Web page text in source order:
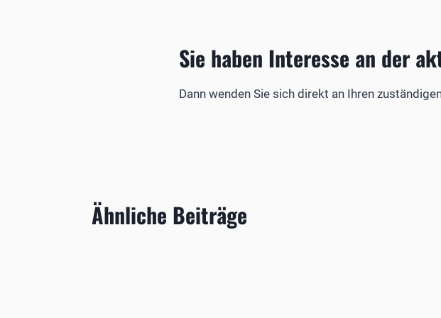
Sie haben Interesse an der
Dann wenden Sie sich direkt an Ihren
Ähnliche Beiträge